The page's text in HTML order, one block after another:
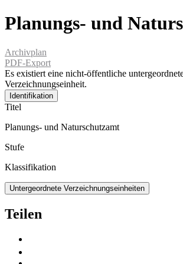
Planungs- und
Archivplan
PDF-Export
Es existiert eine nicht-öffentliche
Verzeichnungseinheit.
Identifikation
Titel
Planungs- und Naturschutzamt
Stufe
Klassifikation
Untergeordnete Verzeichnungseinheiten
Teilen